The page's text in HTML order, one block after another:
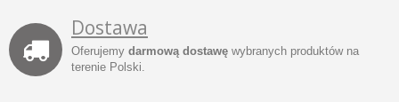
Dostawa
Oferujemy darmową dostawę wybranych produktów na
terenie Polski.